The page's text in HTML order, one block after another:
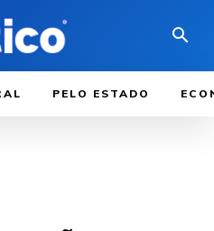
PELO ESTADO